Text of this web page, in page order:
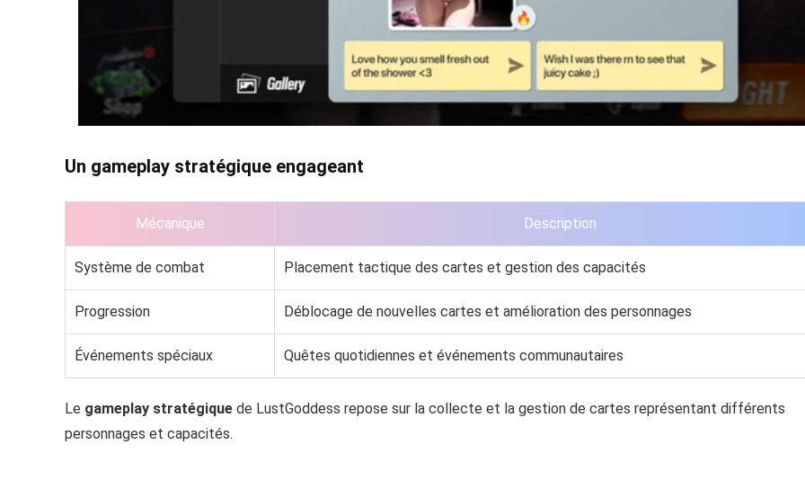
Un gameplay stratégique engageant
Mécanique Description
Système de combat Placement tactique des cartes et gestion des capacités
Progression Déblocage de nouvelles cartes et amélioration des personnages
Événements spéciaux Quêtes quotidiennes et événements communautaires
Le gameplay stratégique de LustGoddess repose sur la collecte et la gestion de cartes représentant différents
personnages et capacités.